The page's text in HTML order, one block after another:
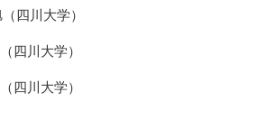
四川大学）
四川大学）
四川大学）